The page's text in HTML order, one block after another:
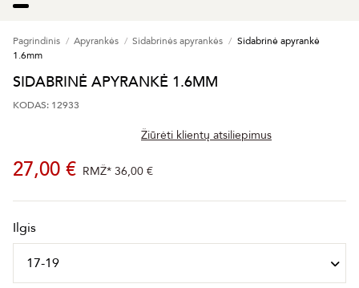
Pagrindinis Apyrankės Sidabrinės apyrankės
Sidabrinė apyrankė
1.6mm
SIDABRINĖ APYRANKĖ 1.6MM
KODAS: 12933
Žiūrėti klientų atsiliepimus
27,00 € RMŽ* 36,00 €
Ilgis